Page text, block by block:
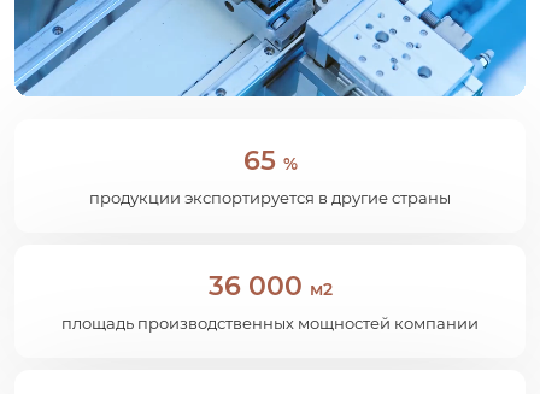
65 %
продукции экспортируется в другие страны
36 000 м2
площадь производственных мощностей компании